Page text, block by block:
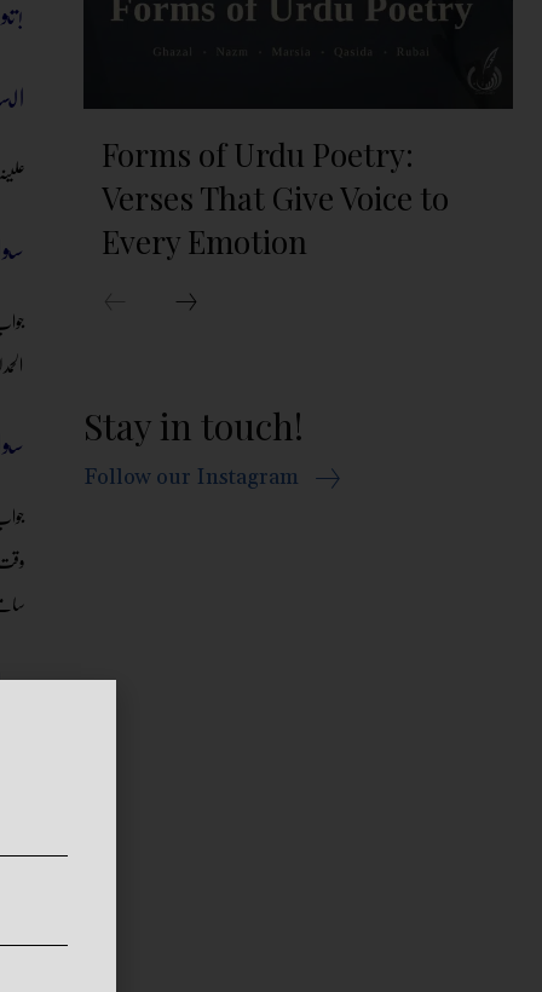
توآئیے ملتے ہیں سیدہ علینہ ثاقب سے!
Forms of Urdu Poetry:
Verses That Give Voice to
Every Emotion
Stay in touch!
Follow our Instagram